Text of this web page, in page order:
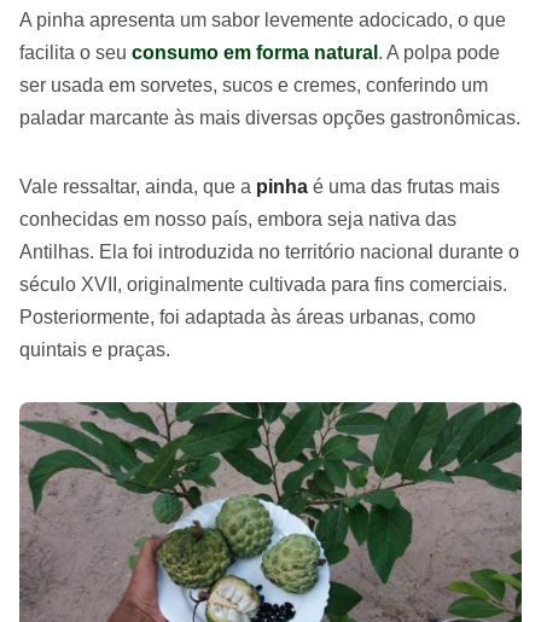
A pinha apresenta um sabor levemente adocicado, o que
facilita o seu consumo em forma natural . A polpa pode
ser usada em sorvetes, sucos e cremes, conferindo um
paladar marcante às mais diversas opções gastronômicas.
Vale ressaltar, ainda, que a pinha é uma das frutas mais
conhecidas em nosso país, embora seja nativa das
Antilhas. Ela foi introduzida no território nacional durante o
século XVII, originalmente cultivada para fins comerciais.
Posteriormente, foi adaptada às áreas urbanas, como
quintais e praças.